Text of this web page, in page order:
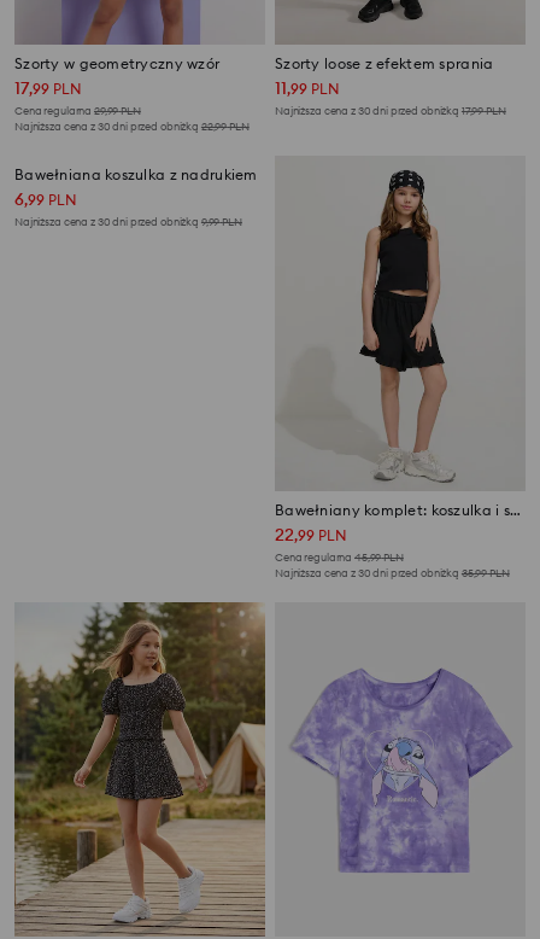
Szorty w geometryczny wzór
17,99 PLN
Cena regularna 29,99PLN
Najniższa cena z 30 dni przed obniżką 22,99PLN
Szorty loose z efektem sprania
11,99 PLN
Najniższa cena z 30 dni przed obniżką 17,99PLN
Bawełniany komplet: koszulka i szorty
22,99 PLN
Cena regularna 45,99PLN
Najniższa cena z 30 dni przed obniżką 35,99PLN